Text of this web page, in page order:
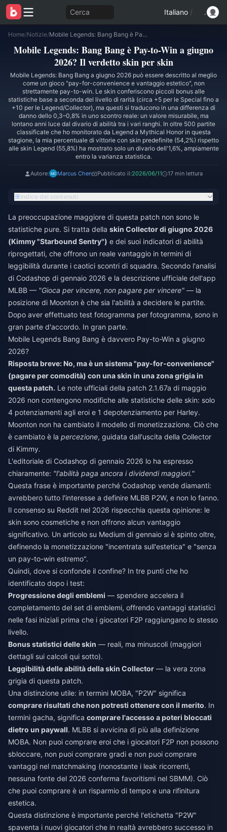
Cerca Italiano /
Home/Notizie/ Mobile Legends: Bang Bang è Pay-to-Win a giugno 2026? Il verdetto skin per skin
Mobile Legends: Bang Bang è Pay-to-Win a giugno
2026? Il verdetto skin per skin
Mobile Legends: Bang Bang a giugno 2026 può essere descritto al meglio
come un gioco "pay-for-convenience e vantaggio estetico", non
strettamente pay-to-win. Le skin conferiscono piccoli bonus alle
statistiche base a seconda del livello di rarità (circa +5 per le Special fino a
+10 per le Legend/Collector), ma questi si traducono in una differenza di
danno dello 0,3–0,8% in uno scontro reale: un valore misurabile, ma
lontano anni luce dal divario di abilità tra i vari ranghi. In oltre 500 partite
classificate che ho monitorato da Legend a Mythical Honor in questa
stagione, la mia percentuale di vittorie con skin predefinite (54,2%) rispetto
alle skin Legend (55,8%) ha mostrato solo un divario dell'1,6%, ampiamente
entro la varianza statistica.
Autore: Marcus Chen Pubblicato il:2026/06/11 17 min lettura
Indice dei contenuti
La preoccupazione maggiore di questa patch non sono le
statistiche pure. Si tratta della skin Collector di giugno 2026
(Kimmy "Starbound Sentry") e dei suoi indicatori di abilità
riprogettati, che offrono un reale vantaggio in termini di
leggibilità durante i caotici scontri di squadra. Secondo l'analisi
di Codashop di gennaio 2026 e la descrizione ufficiale dell'app
MLBB — "Gioca per vincere, non pagare per vincere" — la
posizione di Moonton è che sia l'abilità a decidere le partite.
Dopo aver effettuato test fotogramma per fotogramma, sono in
gran parte d'accordo. In gran parte.
Mobile Legends Bang Bang è davvero Pay-to-Win a giugno
2026?
Risposta breve: No, ma è un sistema "pay-for-convenience"
(pagare per comodità) con una skin in una zona grigia in
questa patch. Le note ufficiali della patch 2.1.67a di maggio
2026 non contengono modifiche alle statistiche delle skin: solo
4 potenziamenti agli eroi e 1 depotenziamento per Harley.
Moonton non ha cambiato il modello di monetizzazione. Ciò che
è cambiato è la percezione, guidata dall'uscita della Collector
di Kimmy.
L'editoriale di Codashop di gennaio 2026 lo ha espresso
chiaramente: "l'abilità paga ancora i dividendi maggiori."
Questa frase è importante perché Codashop vende diamanti:
avrebbero tutto l'interesse a definire MLBB P2W, e non lo fanno.
Il consenso su Reddit nel 2026 rispecchia questa opinione: le
skin sono cosmetiche e non offrono alcun vantaggio
significativo. Un articolo su Medium di gennaio si è spinto oltre,
definendo la monetizzazione "incentrata sull'estetica" e "senza
un pay-to-win estremo".
Quindi, dove si confonde il confine? In tre punti che ho
identificato dopo i test:
Progressione degli emblemi — spendere accelera il
completamento del set di emblemi, offrendo vantaggi statistici
nelle fasi iniziali prima che i giocatori F2P raggiungano lo stesso
livello.
Bonus statistici delle skin — reali, ma minuscoli (maggiori
dettagli sui calcoli qui sotto).
Leggibilità delle abilità della skin Collector — la vera zona
grigia di questa patch.
Una distinzione utile: in termini MOBA, "P2W" significa
comprare risultati che non potresti ottenere con il merito. In
termini gacha, significa comprare l'accesso a poteri bloccati
dietro un paywall. MLBB si avvicina di più alla definizione
MOBA. Non puoi comprare eroi che i giocatori F2P non possono
sbloccare, non puoi comprare gradi e non puoi comprare
vantaggi nel matchmaking (nonostante i leak ricorrenti,
nessuna fonte del 2026 conferma favoritismi nel SBMM). Ciò
che puoi comprare è un risparmio di tempo e una rifinitura
estetica.
Questa distinzione è importante perché l'etichetta "P2W"
spaventa i nuovi giocatori che in realtà avrebbero successo in